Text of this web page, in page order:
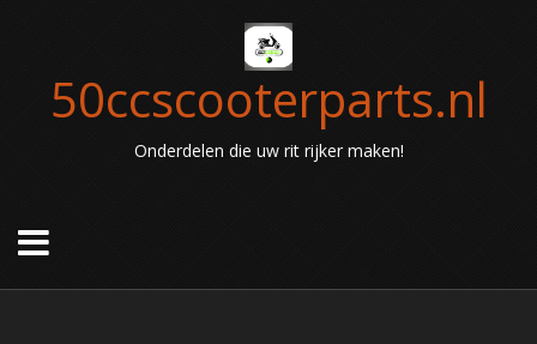
50ccscooterparts.nl
Onderdelen die uw rit rijker maken!